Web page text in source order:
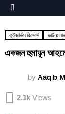
Menu
কুইজার্ডস রিসোর্স ডাউনলোড
একজন হুমায়ূন
by Aaqib
2.1k Views